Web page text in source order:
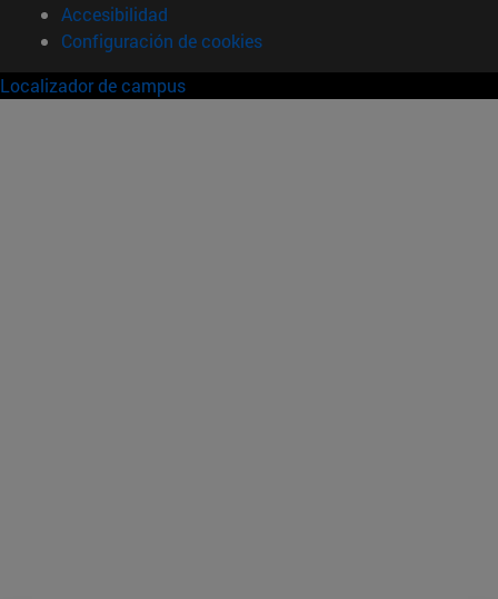
Accesibilidad
Configuración de cookies
Localizador de campus